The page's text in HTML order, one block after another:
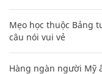
Mẹo học thuộc Bảng
câu nói vui vẻ
Hàng ngàn người Mỹ